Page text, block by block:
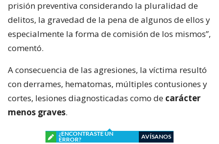
prisión preventiva considerando la pluralidad de
delitos, la gravedad de la pena de algunos de ellos y
especialmente la forma de comisión de los mismos”,
comentó.
A consecuencia de las agresiones, la víctima resultó
con derrames, hematomas, múltiples contusiones y
cortes, lesiones diagnosticadas como de carácter
menos graves.
¿ENCONTRASTE UN
ERROR?
AVÍSANOS